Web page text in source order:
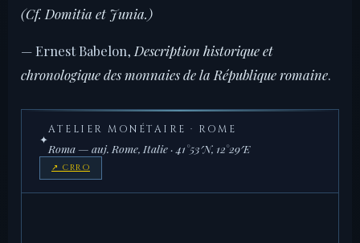
(Cf. Domitia et Junia.)
— Ernest Babelon, Description historique et
chronologique des monnaies de la République romaine.
✦
ATELIER MONÉTAIRE · ROME
Roma — auj. Rome, Italie · 41°53′N, 12°29′E
↗ CRRO